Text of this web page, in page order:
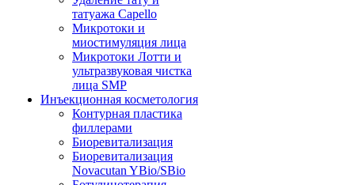
татуажа Capello
Микротоки и
миостимуляция лица
Микротоки Лотти и
ультразвуковая чистка
лица SMP
Инъекционная косметология
Контурная пластика
филлерами
Биоревитализация
Биоревитализация
Novacutan YBio/SBio